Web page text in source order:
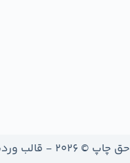
حق چاپ © 2026 - قالب وردپرس توسط